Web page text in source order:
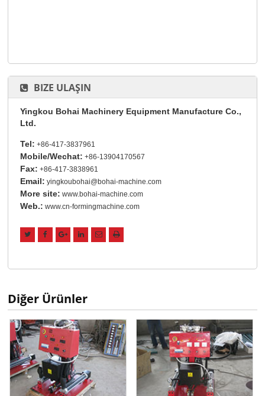
BIZE ULAŞIN
Yingkou Bohai Machinery Equipment Manufacture Co.,
Ltd.
Tel: +86-417-3837961
Mobile/Wechat: +86-13904170567
Fax: +86-417-3838961
Email: yingkoubohai@bohai-machine.com
More site: www.bohai-machine.com
Web.: www.cn-formingmachine.com
Diğer Ürünler